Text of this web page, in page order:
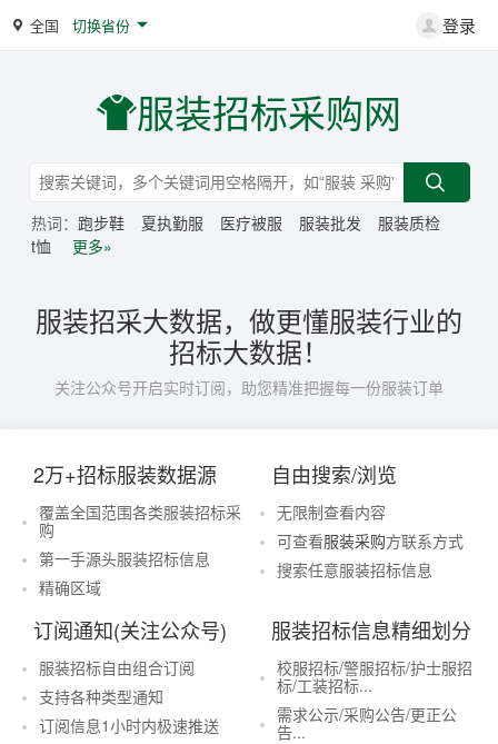
登录
全国 切换省份
服装招标采购网
热词： 跑步鞋 夏执勤服 医疗被服 服装批发
服装质检
t恤
更多»
服装招采大数据，做更懂服装行业的
招标大数据！
关注公众号开启实时订阅，助您精准把握每一份服装订单
2万+招标服装数据源
覆盖全国范围各类服装招标采
购
第一手源头服装招标信息
精确区域
自由搜索/浏览
无限制查看内容
可查看服装采购方联系方式
搜索任意服装招标信息
订阅通知(关注公众号)
服装招标自由组合订阅
支持各种类型通知
订阅信息1小时内极速推送
服装招标信息精细划分
校服招标/警服招标/护士服招
标/工装招标...
需求公示/采购公告/更正公
告...